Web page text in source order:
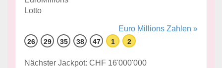
Euro Millions Zahlen »
26 29 35 38 47 1 2
Nächster Jackpot: CHF 16'000'000